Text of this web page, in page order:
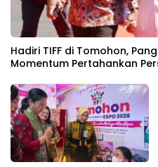
Hadiri TIFF di Tomohon,
Momentum Pertahankan